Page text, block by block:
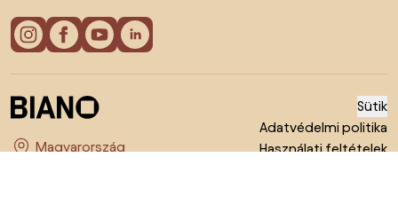
Ország megváltoztatása
Sütik
Adatvédelmi politika
Használati feltételek